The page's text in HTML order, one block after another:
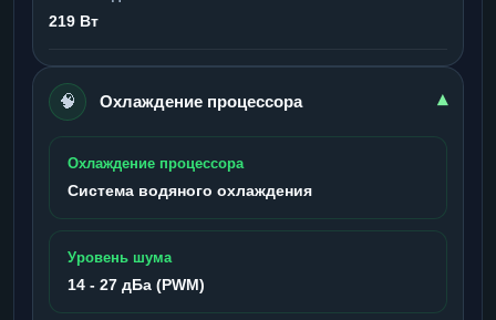
219 Вт
🧠 Охлаждение процессора ▾
Охлаждение процессора
Система водяного охлаждения
Уровень шума
14 - 27 дБа (PWM)